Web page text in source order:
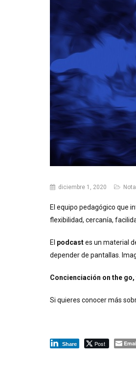
diciembre 1, 2020 Nota
El equipo pedagógico que
flexibilidad, cercanía,
El podcastes un material
depender de pantallas.
Concienciación on the
Si quieres conocer más
Share Post